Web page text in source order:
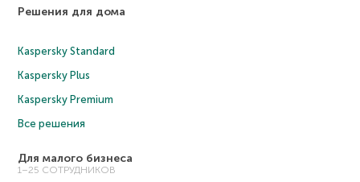
Решения для дома
Kaspersky Standard
Kaspersky Plus
Kaspersky Premium
Все решения
Для малого бизнеса
1–25 СОТРУДНИКОВ